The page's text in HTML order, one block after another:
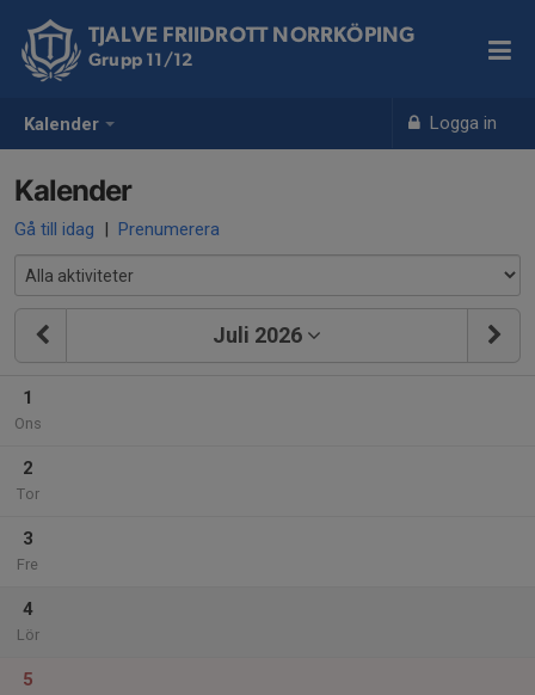
Kalender Logga in
TJALVE FRIIDROTT NORRKÖPING
Grupp 11/12
Kalender
Gå till idag | Prenumerera
Juli 2026
1
Ons
2
Tor
3
Fre
4
Lör
5